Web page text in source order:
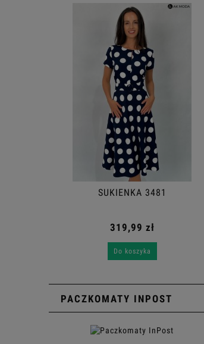
SUKIENKA 3481
319,99 zł
Do koszyka
PACZKOMATY INPOST